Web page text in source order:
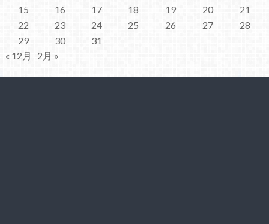
15
16 17 18 19 20
21
22
23 24 25 26 27
28
29
30
31
« 12月
2月 »